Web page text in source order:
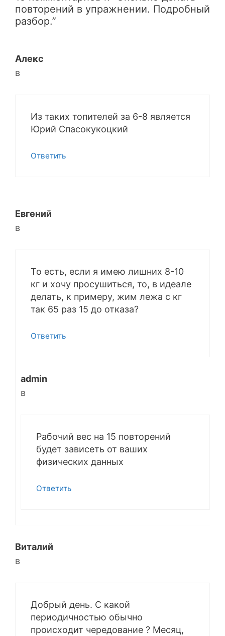
повторений в упражнении. Подробный
разбор.”
Алекс
в
Из таких топителей за 6-8 является
Юрий Спасокукоцкий
Ответить
Евгений
в
То есть, если я имею лишних 8-10
кг и хочу просушиться, то, в идеале
делать, к примеру, жим лежа с кг
так 65 раз 15 до отказа?
Ответить
admin
в
Рабочий вес на 15 повторений
будет зависеть от ваших
физических данных
Ответить
Виталий
в
Добрый день. С какой
периодичностью обычно
происходит чередование ? Месяц,